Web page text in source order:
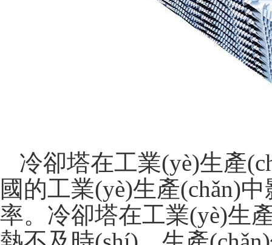
冷卻塔在工業(yè)生產
國的工業(yè)生產(chǎn)
率。冷卻塔在工業(yè)生